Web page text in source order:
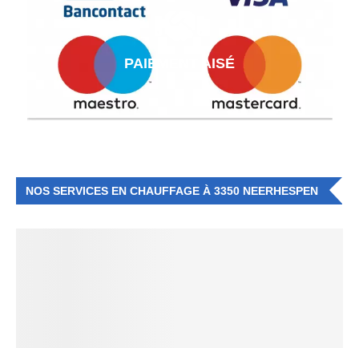
PAIEMENT AISÉ
NOS SERVICES EN CHAUFFAGE À 3350 NEERHESPEN